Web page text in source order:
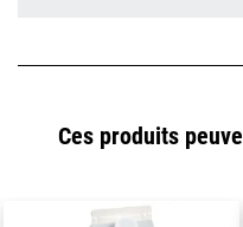
Ces produits